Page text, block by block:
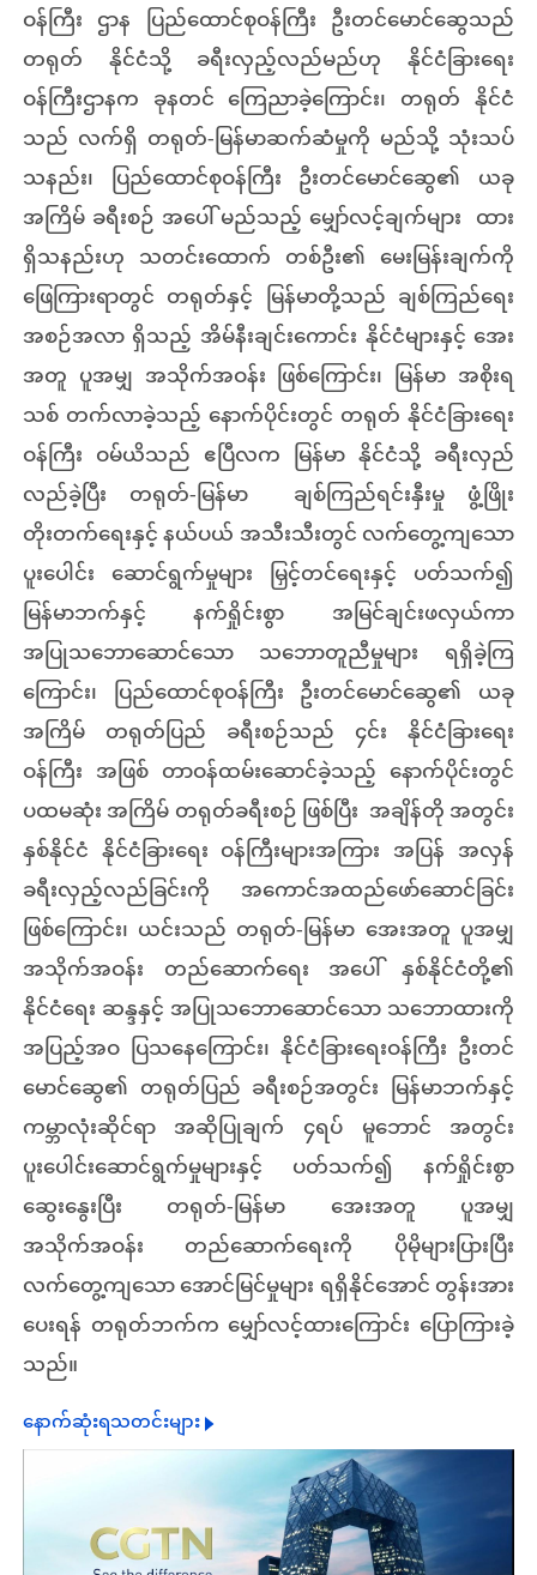
ဝန်ကြီး ဌာန ပြည်ထောင်စုဝန်ကြီး ဦးတင်မောင်ဆွေသည်
တရုတ် နိုင်ငံသို့ ခရီးလှည့်လည်မည်ဟု နိုင်ငံခြားရေး
ဝန်ကြီးဌာနက ခုနတင် ကြေညာခဲ့ကြောင်း၊ တရုတ် နိုင်ငံ
သည် လက်ရှိ တရုတ်-မြန်မာဆက်ဆံမှုကို မည်သို့ သုံးသပ်
သနည်း၊ ပြည်ထောင်စုဝန်ကြီး ဦးတင်မောင်ဆွေ၏ ယခု
အကြိမ် ခရီးစဉ် အပေါ် မည်သည့် မျှော်လင့်ချက်များ ထား
ရှိသနည်းဟု သတင်းထောက် တစ်ဦး၏ မေးမြန်းချက်ကို
ဖြေကြားရာတွင် တရုတ်နှင့် မြန်မာတို့သည် ချစ်ကြည်ရေး
အစဉ်အလာ ရှိသည့် အိမ်နီးချင်းကောင်း နိုင်ငံများနှင့် အေး
အတူ ပူအမျှ အသိုက်အဝန်း ဖြစ်ကြောင်း၊ မြန်မာ အစိုးရ
သစ် တက်လာခဲ့သည့် နောက်ပိုင်းတွင် တရုတ် နိုင်ငံခြားရေး
ဝန်ကြီး ဝမ်ယိသည် ဧပြီလက မြန်မာ နိုင်ငံသို့ ခရီးလှည်
လည်ခဲ့ပြီး တရုတ်-မြန်မာ ချစ်ကြည်ရင်းနှီးမှု ဖွံ့ဖြိုး
တိုးတက်ရေးနှင့် နယ်ပယ် အသီးသီးတွင် လက်တွေ့ကျသော
ပူးပေါင်း ဆောင်ရွက်မှုများ မြှင့်တင်ရေးနှင့် ပတ်သက်၍
မြန်မာဘက်နှင့် နက်ရှိုင်းစွာ အမြင်ချင်းဖလှယ်ကာ
အပြုသဘောဆောင်သော သဘောတူညီမှုများ ရရှိခဲ့ကြ
ကြောင်း၊ ပြည်ထောင်စုဝန်ကြီး ဦးတင်မောင်ဆွေ၏ ယခု
အကြိမ် တရုတ်ပြည် ခရီးစဉ်သည် ၄င်း နိုင်ငံခြားရေး
ဝန်ကြီး အဖြစ် တာဝန်ထမ်းဆောင်ခဲ့သည့် နောက်ပိုင်းတွင်
ပထမဆုံး အကြိမ် တရုတ်ခရီးစဉ် ဖြစ်ပြီး အချိန်တို အတွင်း
နှစ်နိုင်ငံ နိုင်ငံခြားရေး ဝန်ကြီးများအကြား အပြန် အလှန်
ခရီးလှည့်လည်ခြင်းကို အကောင်အထည်ဖော်ဆောင်ခြင်း
ဖြစ်ကြောင်း၊ ယင်းသည် တရုတ်-မြန်မာ အေးအတူ ပူအမျှ
အသိုက်အဝန်း တည်ဆောက်ရေး အပေါ် နှစ်နိုင်ငံတို့၏
နိုင်ငံရေး ဆန္ဒနှင့် အပြုသဘောဆောင်သော သဘောထားကို
အပြည့်အဝ ပြသနေကြောင်း၊ နိုင်ငံခြားရေးဝန်ကြီး ဦးတင်
မောင်ဆွေ၏ တရုတ်ပြည် ခရီးစဉ်အတွင်း မြန်မာဘက်နှင့်
ကမ္ဘာလုံးဆိုင်ရာ အဆိုပြုချက် ၄ရပ် မူဘောင် အတွင်း
ပူးပေါင်းဆောင်ရွက်မှုများနှင့် ပတ်သက်၍ နက်ရှိုင်းစွာ
ဆွေးနွေးပြီး တရုတ်-မြန်မာ အေးအတူ ပူအမျှ
အသိုက်အဝန်း တည်ဆောက်ရေးကို ပိုမိုများပြားပြီး
လက်တွေ့ကျသော အောင်မြင်မှုများ ရရှိနိုင်အောင် တွန်းအား
ပေးရန် တရုတ်ဘက်က မျှော်လင့်ထားကြောင်း ပြောကြားခဲ့
သည်။
နောက်ဆုံးရသတင်းများ